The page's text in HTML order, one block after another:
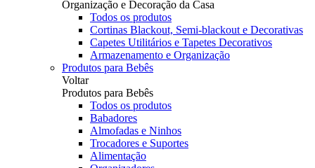
Organização e Decoração da Casa
Todos os produtos
Cortinas Blackout, Semi-blackout e Decorativas
Capetes Utilitários e Tapetes Decorativos
Armazenamento e Organização
Produtos para Bebês
Voltar
Produtos para Bebês
Todos os produtos
Babadores
Almofadas e Ninhos
Trocadores e Suportes
Alimentação